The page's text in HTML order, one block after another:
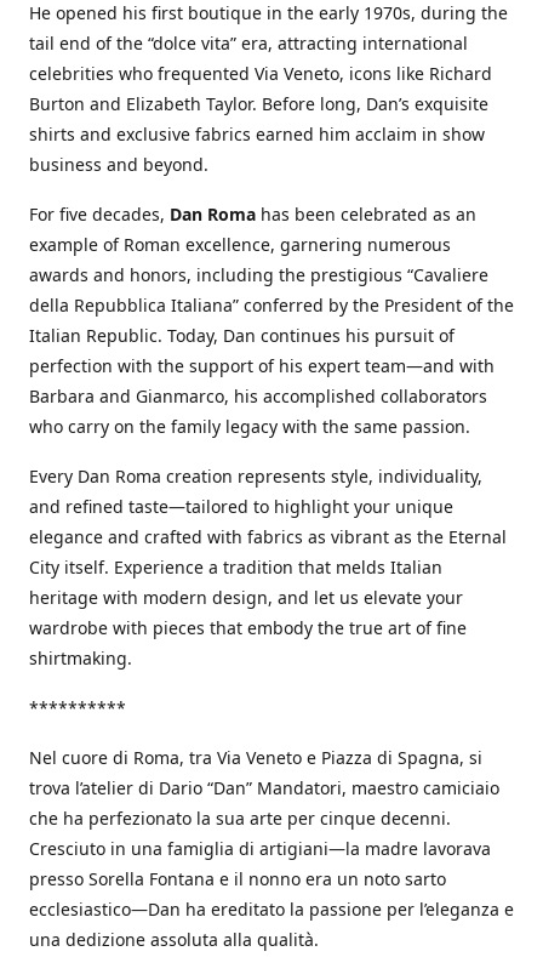
He opened his first boutique in the early 1970s, during the
tail end of the “dolce vita” era, attracting international
celebrities who frequented Via Veneto, icons like Richard
Burton and Elizabeth Taylor. Before long, Dan’s exquisite
shirts and exclusive fabrics earned him acclaim in show
business and beyond.
For five decades, Dan Roma has been celebrated as an
example of Roman excellence, garnering numerous
awards and honors, including the prestigious “Cavaliere
della Repubblica Italiana” conferred by the President of the
Italian Republic. Today, Dan continues his pursuit of
perfection with the support of his expert team—and with
Barbara and Gianmarco, his accomplished collaborators
who carry on the family legacy with the same passion.
Every Dan Roma creation represents style, individuality,
and refined taste—tailored to highlight your unique
elegance and crafted with fabrics as vibrant as the Eternal
City itself. Experience a tradition that melds Italian
heritage with modern design, and let us elevate your
wardrobe with pieces that embody the true art of fine
shirtmaking.
**********
Nel cuore di Roma, tra Via Veneto e Piazza di Spagna, si
trova l’atelier di Dario “Dan” Mandatori, maestro camiciaio
che ha perfezionato la sua arte per cinque decenni.
Cresciuto in una famiglia di artigiani—la madre lavorava
presso Sorella Fontana e il nonno era un noto sarto
ecclesiastico—Dan ha ereditato la passione per l’eleganza e
una dedizione assoluta alla qualità.